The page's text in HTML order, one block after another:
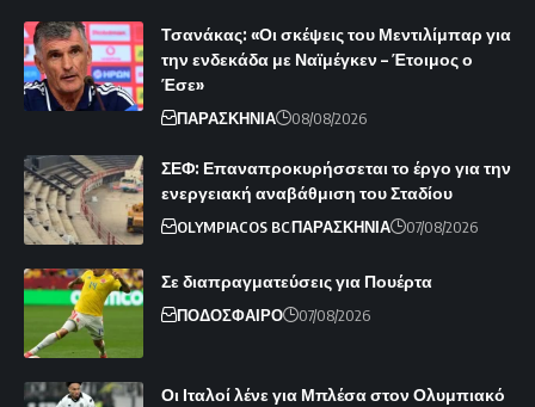
Τσανάκας: «Οι σκέψεις του Μεντιλίμπαρ για
την ενδεκάδα με Ναϊμέγκεν – Έτοιμος ο
Έσε»
ΠΑΡΑΣΚΗΝΙΑ 08/08/2026
ΣΕΦ: Επαναπροκυρήσσεται το έργο για την
ενεργειακή αναβάθμιση του Σταδίου
OLYMPIACOS BCΠΑΡΑΣΚΗΝΙΑ 07/08/2026
Σε διαπραγματεύσεις για Πουέρτα
ΠΟΔΟΣΦΑΙΡΟ 07/08/2026
Οι Ιταλοί λένε για Μπλέσα στον Ολυμπιακό